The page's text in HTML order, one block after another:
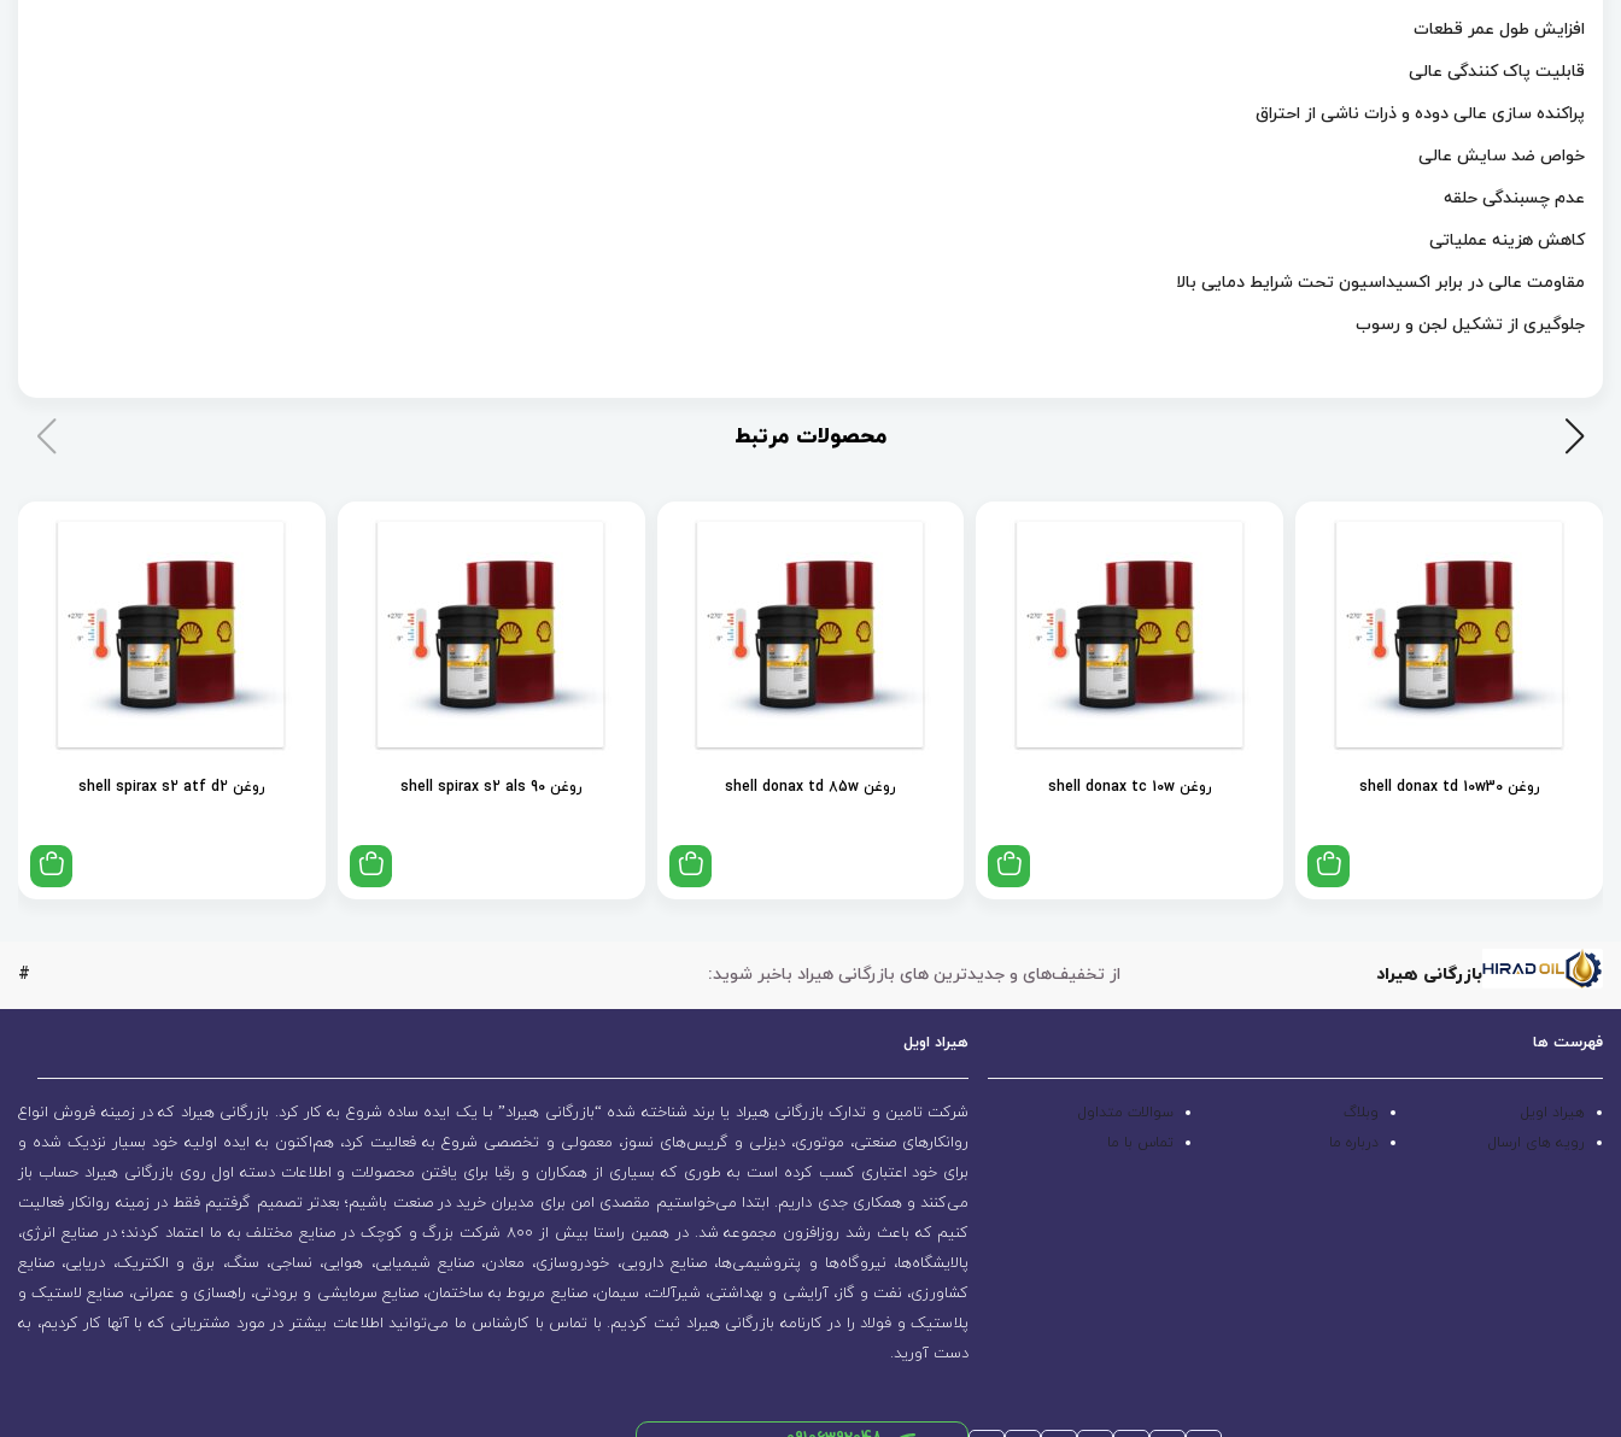
افزایش طول عمر قطعات
قابلیت پاک کنندگی عالی
پراکنده سازی عالی دوده و ذرات ناشی از احتراق
خواص ضد سایش عالی
عدم چسبندگی حلقه
کاهش هزینه عملیاتی
مقاومت عالی در برابر اکسیداسیون تحت شرایط دمایی بالا
جلوگیری از تشکیل لجن و رسوب
محصولات مرتبط
روغن shell donax td 10w30 روغن shell donax tc 10w روغن shell donax td 85w روغن shell spirax s2 als 90 روغن shell spirax s2 atf d2
بازرگانی هیراد از تخفیف‌های و جدیدترین های بازرگانی هیراد باخبر شوید: #
فهرست ها
هیراد اویل وبلاگ
سوالات متداول
رویه های ارسال
درباره ما تماس با ما
هیراد اویل
شرکت تامین و تدارک بازرگانی هیراد یا برند شناخته شده “بازرگانی هیراد” بـا یک ایده ساده شروع به کار کرد. بازرگانی هیراد که در زمینه فروش انواع
روانکارهای صنعتی، موتوری، دیزلی و گریس‌های نسوز، معمولی و تخصصی شروع به فعالیت کرد، هم‌اکنون به ایده اولیه خود بسیار نزدیک شده و
برای خود اعتباری کسب کرده است به طوری که بسیاری از همکاران و رقبا برای یافتن محصولات و اطلاعات دسته اول روی بازرگانی هیراد حساب باز
می‌کنند و همکاری جدی داریم. ابتدا می‌خواستیم مقصدی امن برای مدیران خرید در صنعت باشیم؛ بعدتر تصمیم گرفتیم فقط در زمینه روانکار فعالیت
کنیم که باعث رشد روزافزون مجموعه شد. در همین راستا بیش از 800 شرکت بزرگ و کوچک در صنایع مختلف به ما اعتماد کردند؛ در صنایع انرژی،
پالایشگاه‌ها، نیروگاه‌ها و پتروشیمی‌ها، صنایع دارویی، خودروسازی، معادن، صنایع شیمیایی، هوایی، نساجی، سنگ، برق و الکتریک، دریایی، صنایع
کشاورزی، نفت و گاز، آرایشی و بهداشتی، شیرآلات، سیمان، صنایع مربوط به ساختمان، صنایع سرمایشی و برودتی، راهسازی و عمرانی، صنایع لاستیک و
پلاستیک و فولاد را در کارنامه بازرگانی هیراد ثبت کردیم. با تماس با کارشناس ما می‌توانید اطلاعات بیشتر در مورد مشتریانی که با آنها کار کردیم، به
دست آورید.